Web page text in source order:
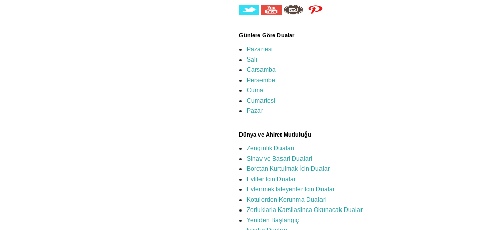
Günlere Göre Dualar
Pazartesi
Sali
Carsamba
Persembe
Cuma
Cumartesi
Pazar
Dünya ve Ahiret Mutluluğu
Zenginlik Dualari
Sinav ve Basari Dualari
Borctan Kurtulmak İcin Dualar
Evliler İcin Dualar
Evlenmek İsteyenler İcin Dualar
Kotulerden Korunma Dualari
Zorluklarla Karsilasinca Okunacak Dualar
Yeniden Başlangıç